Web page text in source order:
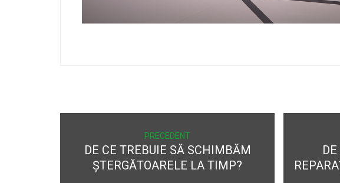
PRECEDENT
DE CE TREBUIE SĂ SCHIMBĂM
ȘTERGĂTOARELE LA TIMP?